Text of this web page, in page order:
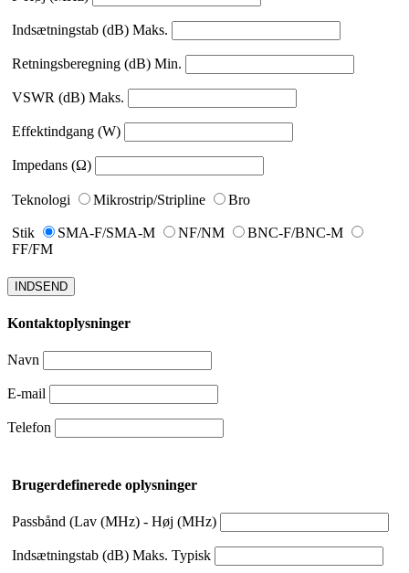
Indsætningstab (dB) Maks.
Retningsberegning (dB) Min.
VSWR (dB) Maks.
Effektindgang (W)
Impedans (Ω)
Teknologi Mikrostrip/Stripline Bro
Stik SMA-F/SMA-M NF/NM
BNC-F/BNC-M
FF/FM
INDSEND
Kontaktoplysninger
Navn
E-mail
Telefon
Brugerdefinerede oplysninger
Passbånd (Lav (MHz) - Høj (MHz)
Indsætningstab (dB) Maks. Typisk